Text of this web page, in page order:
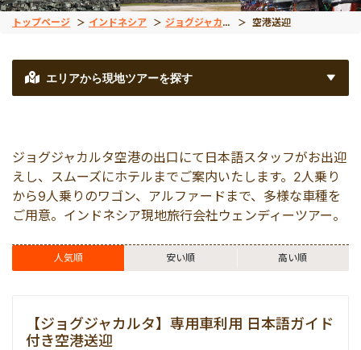
トップページ インドネシア ジョグジャカルタ 空港送迎
エリアから現地ツアーを探す
ジョグジャカルタ空港の出口にて日本語スタッフがお出迎
えし、スムーズにホテルまでご案内いたします。2人乗り
から9人乗りのワゴン、アルファードまで、多様な車種を
ご用意。インドネシア現地旅行会社ウェンディーツアー。
人気順 安い順 高い順
【ジョグジャカルタ】専用車利用 日本語ガイド
付き空港送迎
送迎
ャーター
ドネシア
ーシア
ガポール
ボジア